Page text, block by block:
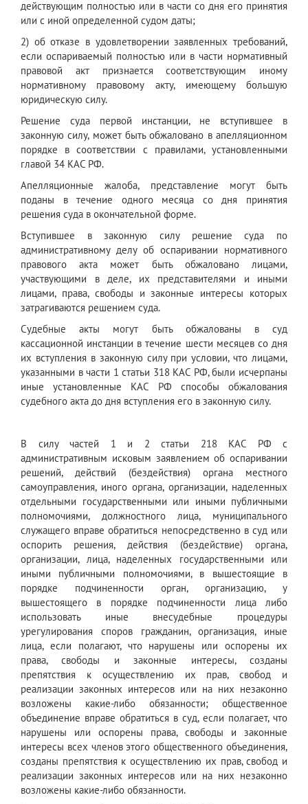
действующим полностью или в части со дня его принятия
или с иной определенной судом даты;
2) об отказе в удовлетворении заявленных требований,
если оспариваемый полностью или в части нормативный
правовой акт признается соответствующим иному
нормативному правовому акту, имеющему большую
юридическую силу.
Решение суда первой инстанции, не вступившее в
законную силу, может быть обжаловано в апелляционном
порядке в соответствии с правилами, установленными
главой 34 КАС РФ.
Апелляционные жалоба, представление могут быть
поданы в течение одного месяца со дня принятия
решения суда в окончательной форме.
Вступившее в законную силу решение суда по
административному делу об оспаривании нормативного
правового акта может быть обжаловано лицами,
участвующими в деле, их представителями и иными
лицами, права, свободы и законные интересы которых
затрагиваются решением суда.
Судебные акты могут быть обжалованы в суд
кассационной инстанции в течение шести месяцев со дня
их вступления в законную силу при условии, что лицами,
указанными в части 1 статьи 318 КАС РФ, были исчерпаны
иные установленные КАС РФ способы обжалования
судебного акта до дня вступления его в законную силу.
В силу частей 1 и 2 статьи 218 КАС РФ с
административным исковым заявлением об оспаривании
решений, действий (бездействия) органа местного
самоуправления, иного органа, организации, наделенных
отдельными государственными или иными публичными
полномочиями, должностного лица, муниципального
служащего вправе обратиться непосредственно в суд или
оспорить решения, действия (бездействие) органа,
организации, лица, наделенных государственными или
иными публичными полномочиями, в вышестоящие в
порядке подчиненности орган, организацию, у
вышестоящего в порядке подчиненности лица либо
использовать иные внесудебные процедуры
урегулирования споров гражданин, организация, иные
лица, если полагают, что нарушены или оспорены их
права, свободы и законные интересы, созданы
препятствия к осуществлению их прав, свобод и
реализации законных интересов или на них незаконно
возложены какие-либо обязанности; общественное
объединение вправе обратиться в суд, если полагает, что
нарушены или оспорены права, свободы и законные
интересы всех членов этого общественного объединения,
созданы препятствия к осуществлению их прав, свобод и
реализации законных интересов или на них незаконно
возложены какие-либо обязанности.